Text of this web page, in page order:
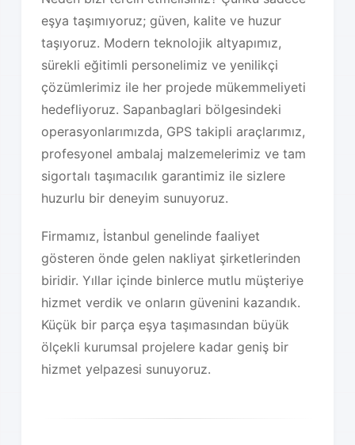
eşya taşımıyoruz; güven, kalite ve huzur
taşıyoruz. Modern teknolojik altyapımız,
sürekli eğitimli personelimiz ve yenilikçi
çözümlerimiz ile her projede mükemmeliyeti
hedefliyoruz. Sapanbaglari bölgesindeki
operasyonlarımızda, GPS takipli araçlarımız,
profesyonel ambalaj malzemelerimiz ve tam
sigortalı taşımacılık garantimiz ile sizlere
huzurlu bir deneyim sunuyoruz.
Firmamız, İstanbul genelinde faaliyet
gösteren önde gelen nakliyat şirketlerinden
biridir. Yıllar içinde binlerce mutlu müşteriye
hizmet verdik ve onların güvenini kazandık.
Küçük bir parça eşya taşımasından büyük
ölçekli kurumsal projelere kadar geniş bir
hizmet yelpazesi sunuyoruz.